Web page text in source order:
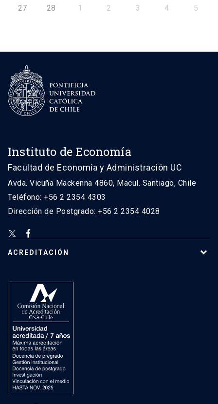
27 28 1 2 3 4 5
Instituto de Economía
Facultad de Economía y Administración UC
Avda. Vicuña Mackenna 4860, Macul. Santiago, Chile
Teléfono: +56 2 2354 4303
Dirección de Postgrado: +56 2 2354 4028
ACREDITACIÓN